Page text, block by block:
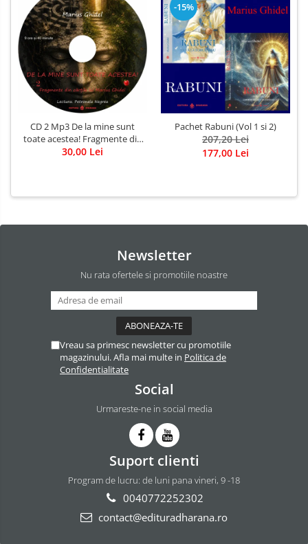
CD 2 Mp3 De la mine sunt
toate acestea! Fragmente din
cărțile lui Marius Ghidel
30,00 Lei
-15%
Pachet Rabuni (Vol 1 si 2)
207,20 Lei
177,00 Lei
Newsletter
Nu rata ofertele si promotiile noastre
Vreau sa primesc newsletter cu promotiile
magazinului. Afla mai multe in Politica de
Confidentialitate
Social
Urmareste-ne in social media
Suport clienti
Program de lucru: de luni pana vineri, 9 -18
0040772252302
contact@edituradharana.ro